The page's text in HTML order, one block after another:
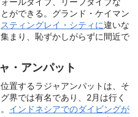
ができる。グランド・ケイマン
スティングレイ・シティに違いな
まり、恥ずかしがらずに間近で
・アンパット
置するラジャアンパットは、そ
界では有名であり、2月は行く
インドネシアでのダイビングが